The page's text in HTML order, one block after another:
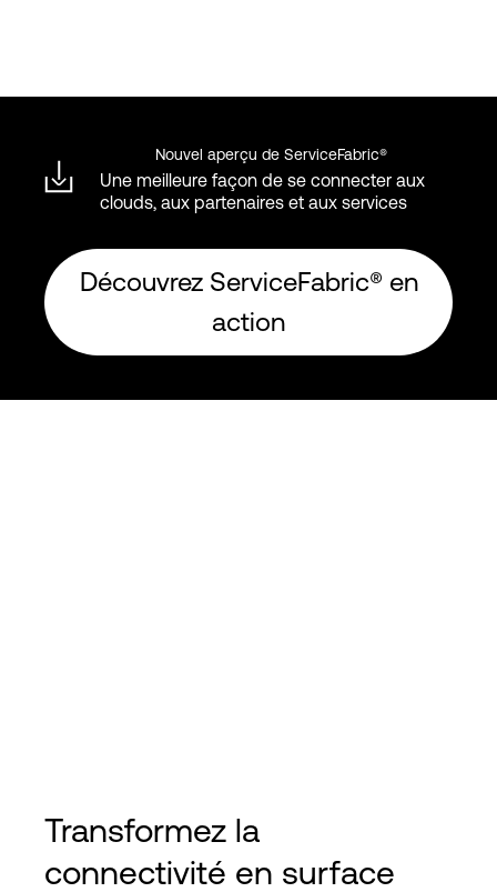
Nouvel aperçu de ServiceFabric®
Une meilleure façon de se connecter aux
clouds, aux partenaires et aux services
Découvrez ServiceFabric® en
action
Transformez la
connectivité en surface